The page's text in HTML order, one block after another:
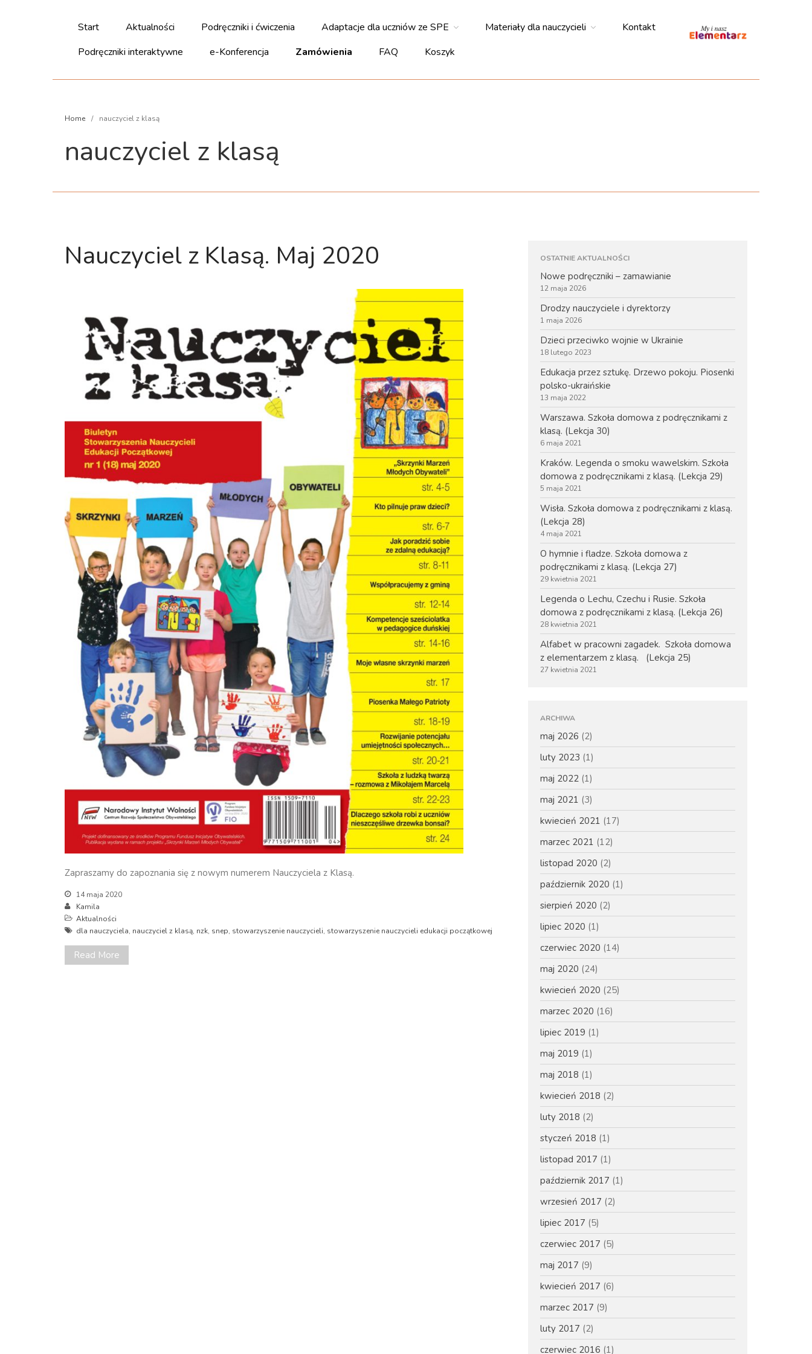
Klasa III
Materiały Ukraińskie
Kontakt
Zamówienia
Koszyk
zamawianie
Drodzy nauczyciele i dyrektorzy
30)
maj 2022
maj 2021
sierpień 2020
lipiec 2020
czerwiec 2020
maj 2019
maj 2018
październik 2017
wrzesień 2017
marzec 2017
Start Aktualności Podręczniki i ćwiczenia Adaptacje dla uczniów ze SPE Materiały dla nauczycieli
Kontakt
Podręczniki interaktywne
e-Konferencja Zamówienia FAQ Koszyk
Home / nauczyciel z klasą
nauczyciel z klasą
Nauczyciel z Klasą. Maj 2020
Zapraszamy do zapoznania się z nowym numerem Nauczyciela z Klasą.
14 maja 2020
Kamila
Aktualności
dla nauczyciela, nauczyciel z klasą, nzk, snep, stowarzyszenie nauczycieli, stowarzyszenie nauczycieli edukacji początkowej
Read More
OSTATNIE AKTUALNOŚCI
Nowe podręczniki – zamawianie
12 maja 2026
Drodzy nauczyciele i dyrektorzy
1 maja 2026
Dzieci przeciwko wojnie w Ukrainie
18 lutego 2023
Edukacja przez sztukę. Drzewo pokoju. Piosenki
polsko-ukraińskie
13 maja 2022
Warszawa. Szkoła domowa z podręcznikami z
klasą. (Lekcja 30)
6 maja 2021
Kraków. Legenda o smoku wawelskim. Szkoła
domowa z podręcznikami z klasą. (Lekcja 29)
5 maja 2021
Wisła. Szkoła domowa z podręcznikami z klasą.
(Lekcja 28)
4 maja 2021
O hymnie i fladze. Szkoła domowa z
podręcznikami z klasą. (Lekcja 27)
29 kwietnia 2021
Legenda o Lechu, Czechu i Rusie. Szkoła
domowa z podręcznikami z klasą. (Lekcja 26)
28 kwietnia 2021
Alfabet w pracowni zagadek. Szkoła domowa
z elementarzem z klasą. (Lekcja 25)
27 kwietnia 2021
ARCHIWA
maj 2026 (2)
luty 2023 (1)
maj 2022(1)
maj 2021 (3)
kwiecień 2021 (17)
marzec 2021 (12)
listopad 2020 (2)
październik 2020 (1)
sierpień 2020 (2)
lipiec 2020 (1)
czerwiec 2020 (14)
maj 2020 (24)
kwiecień 2020 (25)
marzec 2020 (16)
lipiec 2019 (1)
maj 2019 (1)
maj 2018 (1)
kwiecień 2018 (2)
luty 2018 (2)
styczeń 2018 (1)
listopad 2017 (1)
październik 2017 (1)
wrzesień 2017 (2)
lipiec 2017 (5)
czerwiec 2017 (5)
maj 2017 (9)
kwiecień 2017 (6)
marzec 2017 (9)
luty 2017 (2)
czerwiec 2016 (1)